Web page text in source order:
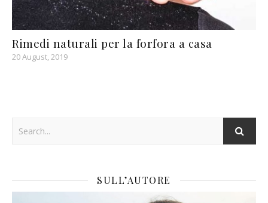
Rimedi naturali per la forfora a casa
20 August, 2019
SULL’AUTORE